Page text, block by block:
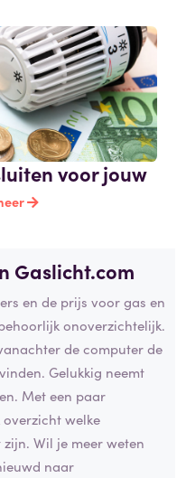
voor jouw
Gaslicht.com
en de prijs voor gas en
onoverzichtelijk.
de computer de
Gelukkig neemt
Met een paar
welke
Wil je meer weten
naar